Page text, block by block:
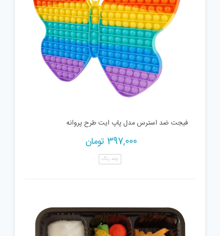
فیجت ضد استرس مدل پاپ ایت طرح پروانه
397,000 تومان
چند رنگ